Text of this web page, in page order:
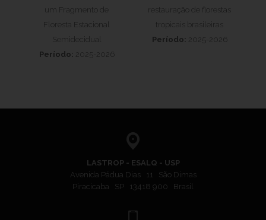
um Fragmento de
Floresta Estacional
Semidecidual
Período: 2025-2026
restauração de florestas
tropicais brasileiras
Período: 2025-2026
LASTROP - ESALQ - USP
Avenida Pádua Dias 11 São Dimas
Piracicaba SP 13418 900 Brasil